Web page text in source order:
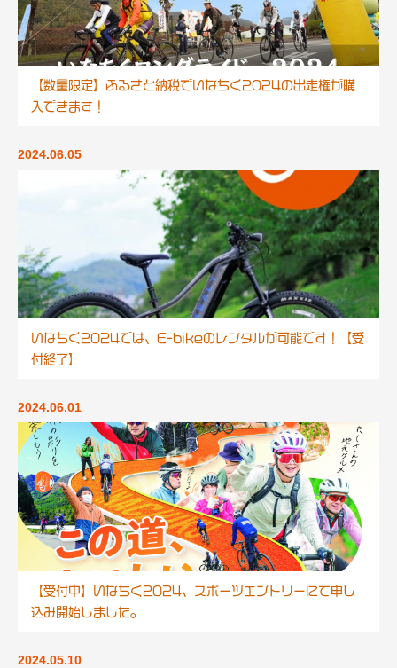
【数量限定】ふるさと納税でいなちく2024の出走権が購
入できます！
2024.06.05
いなちく2024では、E-bikeのレンタルが可能です！【受
付終了】
2024.06.01
【受付中】いなちく2024、スポーツエントリーにて申し
込み開始しました。
2024.05.10